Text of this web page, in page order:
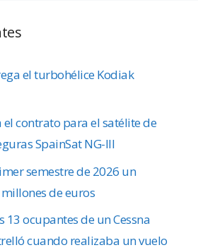
el turbohélice Kodiak
contrato para el satélite de
SpainSat NG-III
semestre de 2026 un
de euros
13 ocupantes de un Cessna
cuando realizaba un vuelo